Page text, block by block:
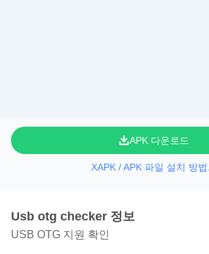
APK 다운로드
XAPK / APK 파일 설치 방법
Usb otg checker 정보
USB OTG 지원 확인